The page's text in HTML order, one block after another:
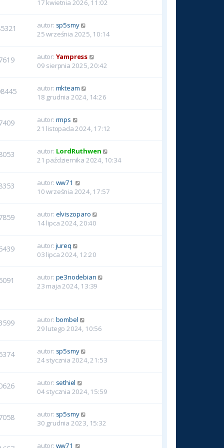
17 kwietnia 2026, 11:02
autor: sp5smy
25 września 2025, 10:14
autor: Yampress
09 sierpnia 2025, 20:42
autor: mkteam
18 grudnia 2024, 14:26
autor: rmps
21 listopada 2024, 17:12
autor: LordRuthwen
21 października 2024, 10:34
autor: ww71
10 września 2024, 17:57
autor: elviszoparo
14 lipca 2024, 20:40
autor: jureq
03 lipca 2024, 12:20
autor: pe3nodebian
23 maja 2024, 13:39
autor: bombel
29 lutego 2024, 10:56
autor: sp5smy
24 stycznia 2024, 21:53
autor: sethiel
04 stycznia 2024, 15:59
autor: sp5smy
30 grudnia 2023, 15:32
autor: ww71